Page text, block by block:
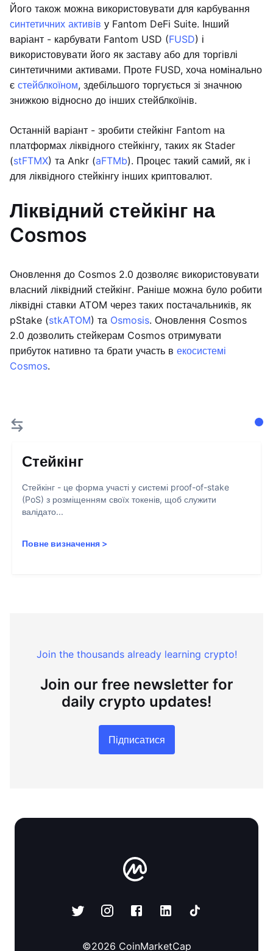
Його також можна використовувати для карбування
синтетичних активів у Fantom DeFi Suite. Інший
варіант - карбувати Fantom USD (FUSD) і
використовувати його як заставу або для торгівлі
синтетичними активами. Проте FUSD, хоча номінально
є стейблкоїном, здебільшого торгується зі значною
знижкою відносно до інших стейблкоїнів.
Останній варіант - зробити стейкінг Fantom на
платформах ліквідного стейкінгу, таких як Stader
(stFTMX) та Ankr (aFTMb). Процес такий самий, як і
для ліквідного стейкінгу інших криптовалют.
Ліквідний стейкінг на
Cosmos
Оновлення до Cosmos 2.0 дозволяє використовувати
власний ліквідний стейкінг. Раніше можна було робити
ліквідні ставки ATOM через таких постачальників, як
pStake (stkATOM) та Osmosis. Оновлення Cosmos
2.0 дозволить стейкерам Cosmos отримувати
прибуток нативно та брати участь в екосистемі
Cosmos.
Стейкінг
Стейкінг - це форма участі у системі proof-of-stake
(PoS) з розміщенням своїх токенів, щоб служити
валідато...
Повне визначення >
Join the thousands already learning crypto!
Join our free newsletter for
daily crypto updates!
Підписатися
©2026 CoinMarketCap